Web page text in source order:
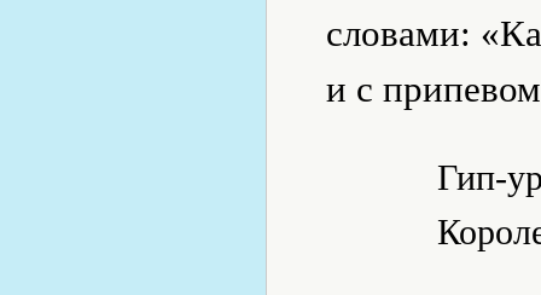
словами:
и с
Гип-